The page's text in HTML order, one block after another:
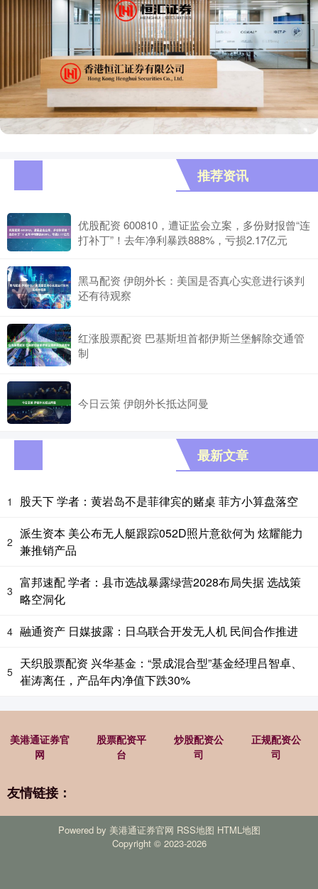
推荐资讯
优股配资 600810，遭证监会立案，多份财报曾“连
打补丁”！去年净利暴跌888%，亏损2.17亿元
黑马配资 伊朗外长：美国是否真心实意进行谈判
还有待观察
红涨股票配资 巴基斯坦首都伊斯兰堡解除交通管
制
今日云策 伊朗外长抵达阿曼
最新文章
1 股天下 学者：黄岩岛不是菲律宾的赌桌 菲方小算盘落空
2
派生资本 美公布无人艇跟踪052D照片意欲何为 炫耀能力
兼推销产品
3
富邦速配 学者：县市选战暴露绿营2028布局失据 选战策
略空洞化
4 融通资产 日媒披露：日乌联合开发无人机 民间合作推进
5
天织股票配资 兴华基金：“景成混合型”基金经理吕智卓、
崔涛离任，产品年内净值下跌30%
美港通证券官
网
股票配资平
台
炒股配资公
司
正规配资公
司
友情链接：
Powered by 美港通证券官网 RSS地图 HTML地图
Copyright © 2023-2026